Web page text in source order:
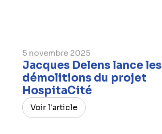
5 novembre 2025
Jacques Delens lance les
démolitions du projet
HospitaCité
Voir l'article